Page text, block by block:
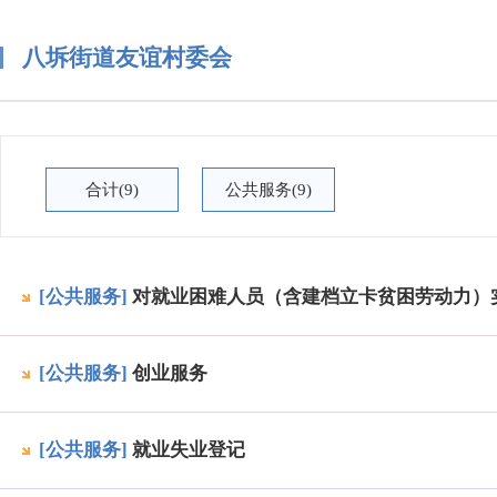
八坼街道友谊村委会
合计(9) 公共服务(9)
[公共服务] 对就业困难人员（含建档立卡贫困劳动力）
[公共服务] 创业服务
[公共服务] 就业失业登记